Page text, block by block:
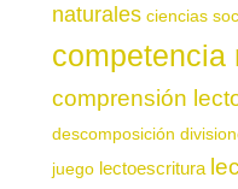
naturales ciencias
competencia
comprensión
descomposición
juego lectoescritura